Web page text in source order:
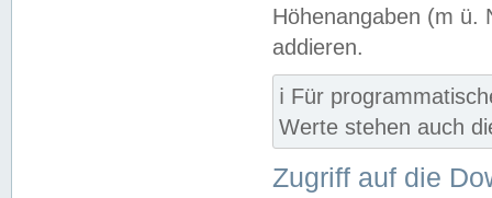
Höhenangaben (m ü.
addieren.
ℹ️ Für
Werte stehen auch
Zugriff auf die